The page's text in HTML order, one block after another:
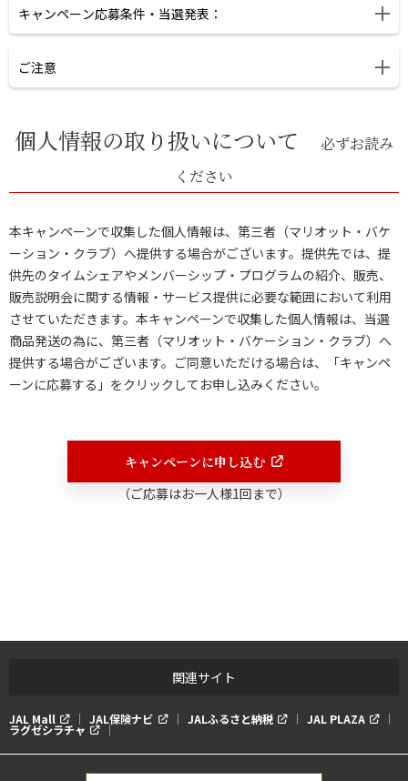
【A賞】ハワイ3泊無料宿泊（マリオッ
ト・コオリナ・ビーチ・クラブ） 1組2
名様
ン・オーナーシップ・プログラムのマーケティング活動の一環と
ル（「MVCI Japan」）が提供・助成するものです。 本賞品は、
マリオット・コオリナ・ビーチ・クラブのアイランドビューゲス
トルーム3泊無料宿泊を提供するもので、大人最大3名様、または
大人2名様とお子様2名様までご利用いただけます。 本賞品は、
換金、返金、譲渡はできません。 本賞品は、他の特典、割引、M
arriott Bonvoy®等の特典との併用はできません。 本無料宿泊
は、当選レターの発行日から12か月以内に完了していただく必要
があります（ご予約は空室状況次第となります）。 本賞品の予
せん。予約有効期限に関しまして、個別ご案内はしておりません
ので、お客様ご自身での有効期限のご確認をお願いいたします。
ご宿泊希望の10か月前からご予約可能です。 宿泊日のご予約
追加はお受けしておりません。 延泊は空室によりますが、1泊1
となります。 ベビーベッドのご用意はございません。 本賞品の
できません。 本賞品でご案内しているゲストルームの平均小売
は、最大2回までとなっており、初回は無料です。ただし、ご到
キャンペーン応募条件・当選発表：
対象となる方
2026年9月下旬の抽選を予定しております。
なお、当選者の発表は賞品の発送をもってかえさせていただきま
す。
んのでご了承ください。
ご注意
※応募内容の変更はお受けできません。
※JALグループ社員ならびに関係者、また株式会社マリオットバ
親会社、参加代理店、加盟店の従業員と近親者同一世帯の方はご
応募いただけません。
個⼈情報の取り扱いについて
必ずお読み
ください
本キャンペーンで収集した個人情報は、第三者（マリオット・バケ
ーション・クラブ）へ提供する場合がございます。提供先では、提
供先のタイムシェアやメンバーシップ・プログラムの紹介、販売、
販売説明会に関する情報・サービス提供に必要な範囲において利用
させていただきます。本キャンペーンで収集した個人情報は、当選
商品発送の為に、第三者（マリオット・バケーション・クラブ）へ
提供する場合がございます。ご同意いただける場合は、「キャンペ
ーンに応募する」をクリックしてお申し込みください。
キャンペーンに申し込む
（ご応募はお一人様1回まで）
関連サイト
JAL Mall JAL保険ナビ JALふるさと納税 JAL PLAZA
ラグゼシラチャ